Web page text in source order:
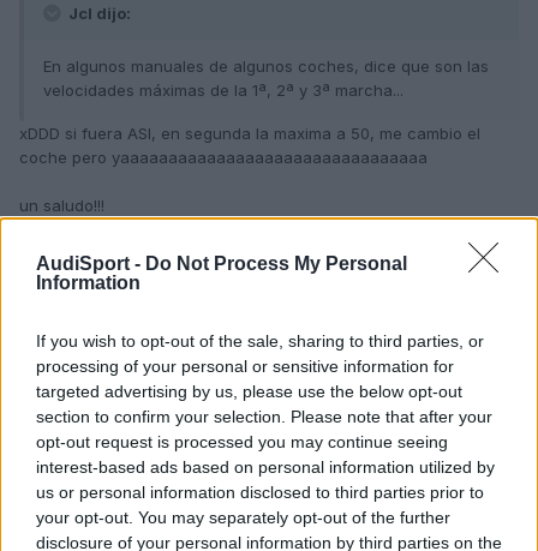
AudiSport - Do Not Process My Personal
Information
If you wish to opt-out of the sale, sharing to third parties, or
processing of your personal or sensitive information for
targeted advertising by us, please use the below opt-out
section to confirm your selection. Please note that after your
opt-out request is processed you may continue seeing
interest-based ads based on personal information utilized by
us or personal information disclosed to third parties prior to
your opt-out. You may separately opt-out of the further
disclosure of your personal information by third parties on the
Jcl dijo:
En algunos manuales de algunos coches, dice que son las
velocidades máximas de la 1ª, 2ª y 3ª marcha...
xDDD si fuera ASI, en segunda la maxima a 50, me cambio el
coche pero yaaaaaaaaaaaaaaaaaaaaaaaaaaaaaaaa
un saludo!!!
Responder
X-aTaN
Publicado23 de Febrero del 2005
La segunda opcion es la correcta, io le pregunte hace kosa de 7
años al profesor de auto escuela por las susodichas marcas k
llevaba el golf del auto escuela al dar las practicas y me dijo k
era las velocidades maximas de circulacion europeas es decir